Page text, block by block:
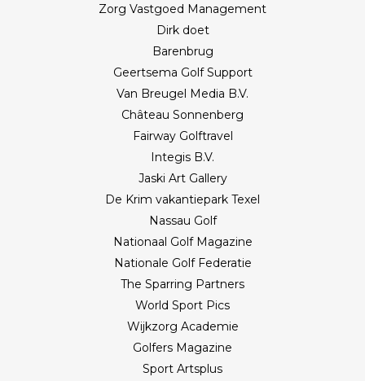
Zorg Vastgoed Management
Dirk doet
Barenbrug
Geertsema Golf Support
Van Breugel Media B.V.
Château Sonnenberg
Fairway Golftravel
Integis B.V.
Jaski Art Gallery
De Krim vakantiepark Texel
Nassau Golf
Nationaal Golf Magazine
Nationale Golf Federatie
The Sparring Partners
World Sport Pics
Wijkzorg Academie
Golfers Magazine
Sport Artsplus